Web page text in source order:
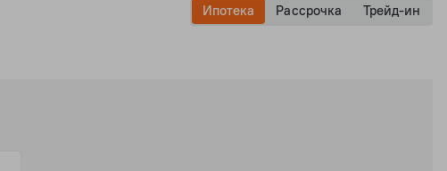
Ипотека Рассрочка Трейд-ин